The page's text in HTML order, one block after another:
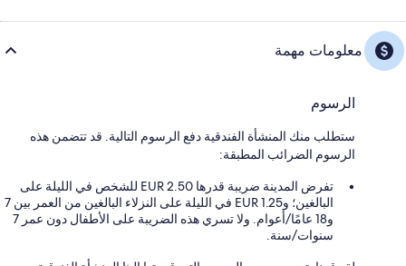
معلومات مهمة
الرسوم
ستطلب منك المنشأة الفندقية دفع الرسوم التالية. قد تتضمن هذه
الرسوم الضرائب المطبقة:
تفرض المدينة ضريبة قدرها 2.50 EUR للشخص في الليلة على
البالغين؛ و1.25 EUR في الليلة على النزلاء البالغين من العمر بين 7
و18 عامًا/أعوام. ولا تسري هذه الضريبة على الأطفال دون عمر 7
سنوات/سنة.